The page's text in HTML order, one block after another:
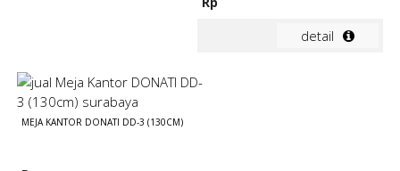
detail
MEJA KANTOR DONATI DD-3 (130CM)